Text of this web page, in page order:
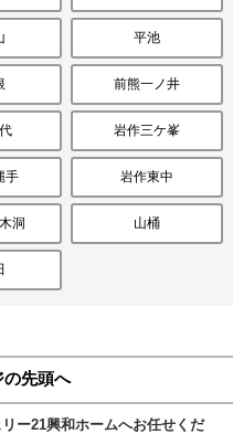
平池
前熊一ノ井
岩作三ケ峯
手 岩作東中
洞 山桶
の先頭へ
ー21興和ホームへお任せくだ